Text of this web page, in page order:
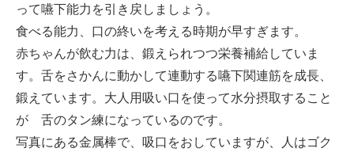
って嚥下能力を引き戻しましょう。
食べる能力、口の終いを考える時期が早すぎます。
赤ちゃんが飲む力は、鍛えられつつ栄養補給していま
す。舌をさかんに動かして連動する嚥下関連筋を成長、
鍛えています。大人用吸い口を使って水分摂取すること
が 舌のタン練になっているのです。
写真にある金属棒で、吸口をおしていますが、人はゴク